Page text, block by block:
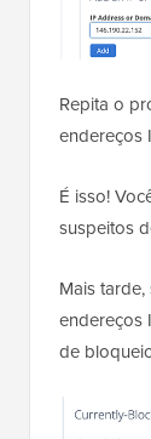
Repita o
endereços
É isso!
suspeitos
Mais
endereços
de